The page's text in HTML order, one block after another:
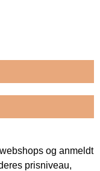
og anmeldt
prisniveau,